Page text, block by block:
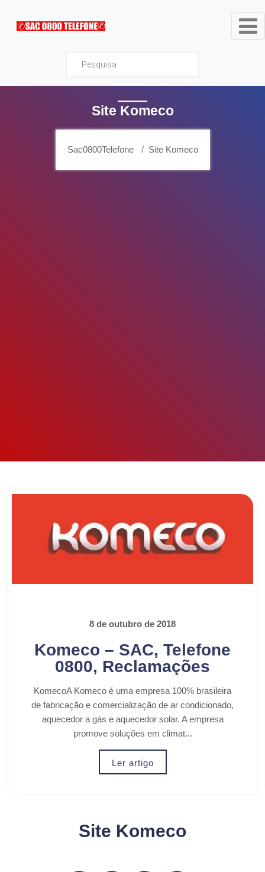
Sac0800Telefone
Site Komeco
Sac0800Telefone Site Komeco
8 de outubro de 2018
Komeco – SAC, Telefone
0800, Reclamações
KomecoA Komeco é uma empresa 100% brasileira
de fabricação e comercialização de ar condicionado,
aquecedor a gás e aquecedor solar. A empresa
promove soluções em climat...
Ler artigo
Site Komeco